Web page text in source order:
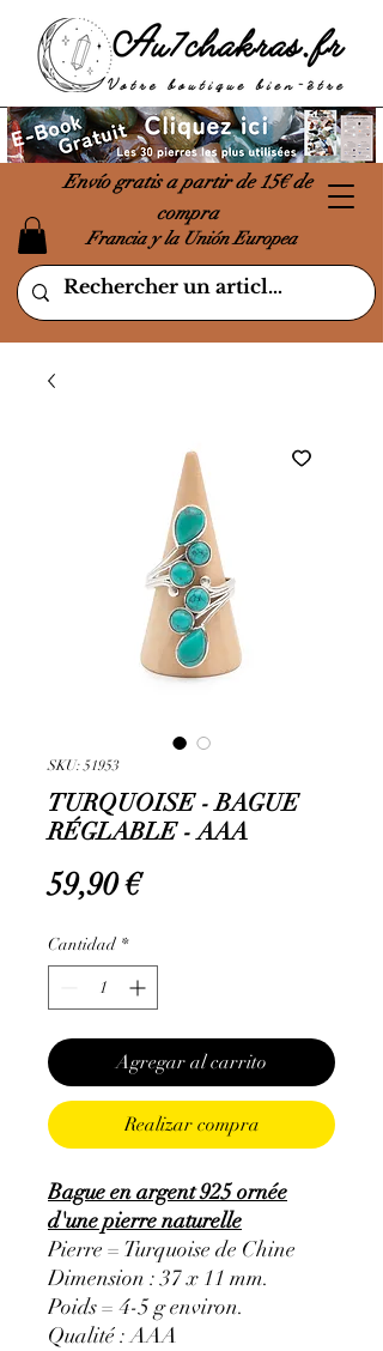
Envío gratis a partir de 15€ de
compra
Francia y la Unión Europea
SKU: 51953
TURQUOISE - BAGUE
RÉGLABLE - AAA
59,90 €Precio
Cantidad *
Agregar al carrito
Realizar compra
Bague en argent 925 ornée
d'une pierre naturelle
Pierre = Turquoise de Chine
Dimension : 37 x 11 mm.
Poids = 4-5 g environ.
Qualité : AAA